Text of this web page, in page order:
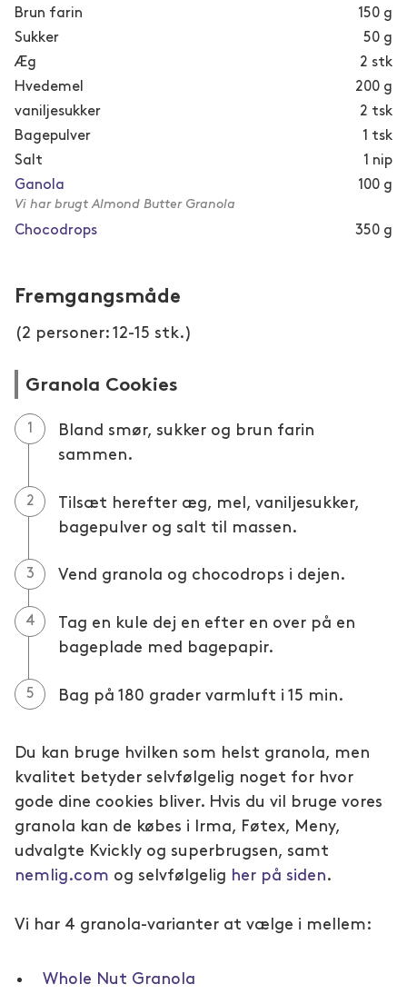
Brun farin
150 g
Sukker
50 g
Æg
2 stk
Hvedemel
200 g
vaniljesukker
2 tsk
Bagepulver
1 tsk
Salt
1 nip
Ganola
100 g
Vi har brugt Almond Butter Granola
Chocodrops 350 g
Fremgangsmåde
(2 personer: 12-15 stk.)
Granola Cookies
Bland smør, sukker og brun farin
sammen.
Tilsæt herefter æg, mel, vaniljesukker,
bagepulver og salt til massen.
Vend granola og chocodrops i dejen.
Tag en kule dej en efter en over på en
bageplade med bagepapir.
Bag på 180 grader varmluft i 15 min.
Du kan bruge hvilken som helst granola, men
kvalitet betyder selvfølgelig noget for hvor
gode dine cookies bliver. Hvis du vil bruge vores
granola kan de købes i Irma, Føtex, Meny,
udvalgte Kvickly og superbrugsen, samt
nemlig.com og selvfølgelig her på siden.
Vi har 4 granola-varianter at vælge i mellem:
Whole Nut Granola